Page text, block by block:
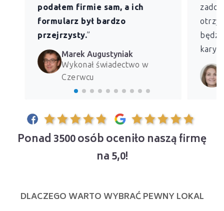
podałem firmie sam, a ich
formularz był bardzo
przejrzysty.”
Marek Augustyniak
Wykonał świadectwo w
Czerwcu
kary
Ponad 3500 osób oceniło naszą firmę
na 5,0!
DLACZEGO WARTO WYBRAĆ PEWNY LOKAL